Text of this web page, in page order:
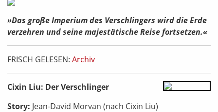
»Das große Imperium des Verschlingers wird die Erde
verzehren und seine majestätische Reise fortsetzen.«
FRISCH GELESEN: Archiv
Cixin Liu: Der Verschlinger
Story: Jean-David Morvan (nach Cixin Liu)